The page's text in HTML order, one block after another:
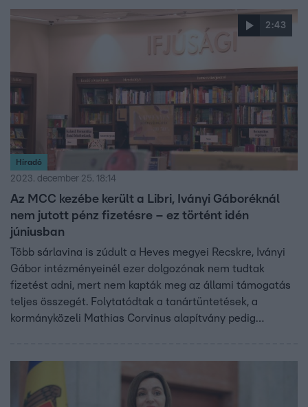
2:43
Híradó
2023. december 25. 18:14
Az MCC kezébe került a Libri, Iványi Gáboréknál
nem jutott pénz fizetésre – ez történt idén
júniusban
Több sárlavina is zúdult a Heves megyei Recskre, Iványi
Gábor intézményeinél ezer dolgozónak nem tudtak
fizetést adni, mert nem kapták meg az állami támogatás
teljes összegét. Folytatódtak a tanártüntetések, a
kormányközeli Mathias Corvinus alapítvány pedig
Wagner-csoport és vezetője fellázadtak Vlagyimir Putyin
ellen, az Atlanti-óceánban pedig eltűnt egy Titanic
roncsait kutató tengeralattjáró. Ezek voltak 2023